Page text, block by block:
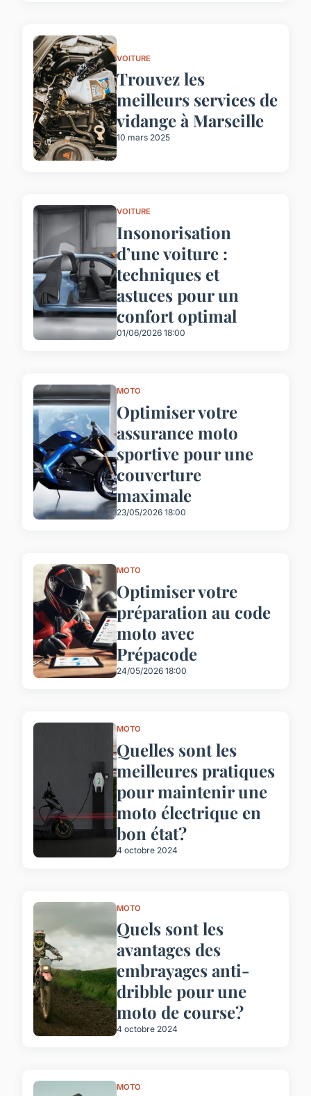
VOITURE
Trouvez les
meilleurs services de
vidange à Marseille
10 mars 2025
VOITURE
Insonorisation
d’une voiture :
techniques et
astuces pour un
confort optimal
01/06/2026 18:00
MOTO
Optimiser votre
assurance moto
sportive pour une
couverture
maximale
23/05/2026 18:00
MOTO
Optimiser votre
préparation au code
moto avec
Prépacode
24/05/2026 18:00
MOTO
Quelles sont les
meilleures pratiques
pour maintenir une
moto électrique en
bon état?
4 octobre 2024
MOTO
Quels sont les
avantages des
embrayages anti-
dribble pour une
moto de course?
4 octobre 2024
MOTO